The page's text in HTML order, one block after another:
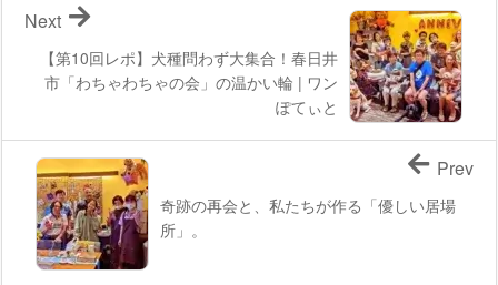
【第10回レポ】犬種問わず大集合！春日井
市「わちゃわちゃの会」の温かい輪 | ワン
ぽてぃと
Next
奇跡の再会と、私たちが作る「優しい居場
所」。
Prev